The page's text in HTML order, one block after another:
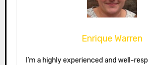
Enrique Warren
I’m a highly experienced and well-respected author in